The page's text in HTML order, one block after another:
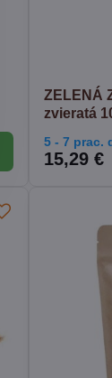
ZELENÁ
zvieratá
5 - 7 prac.
15,29 €